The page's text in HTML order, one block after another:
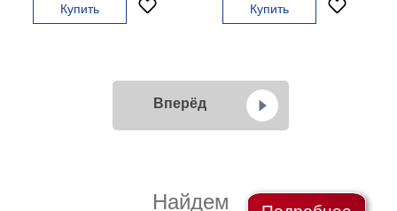
Купить Купить
Вперёд
Найдем